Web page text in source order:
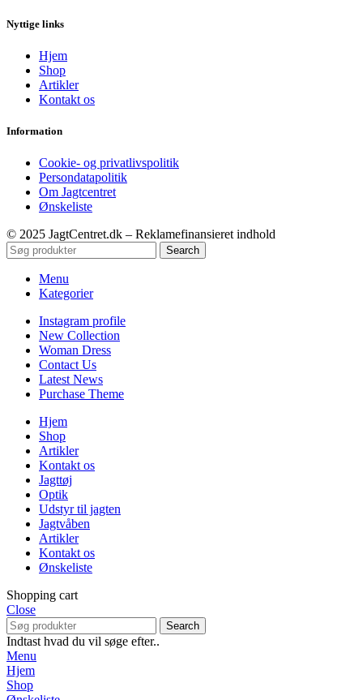
Nyttige links
Hjem
Shop
Artikler
Kontakt os
Information
Cookie- og privatlivspolitik
Persondatapolitik
Om Jagtcentret
Ønskeliste
© 2025 JagtCentret.dk – Reklamefinansieret indhold
Search
Menu
Kategorier
Instagram profile
New Collection
Woman Dress
Contact Us
Latest News
Purchase Theme
Hjem
Shop
Artikler
Kontakt os
Jagttøj
Optik
Udstyr til jagten
Jagtvåben
Artikler
Kontakt os
Ønskeliste
Shopping cart
Close
Search
Indtast hvad du vil søge efter..
Menu
Hjem
Shop